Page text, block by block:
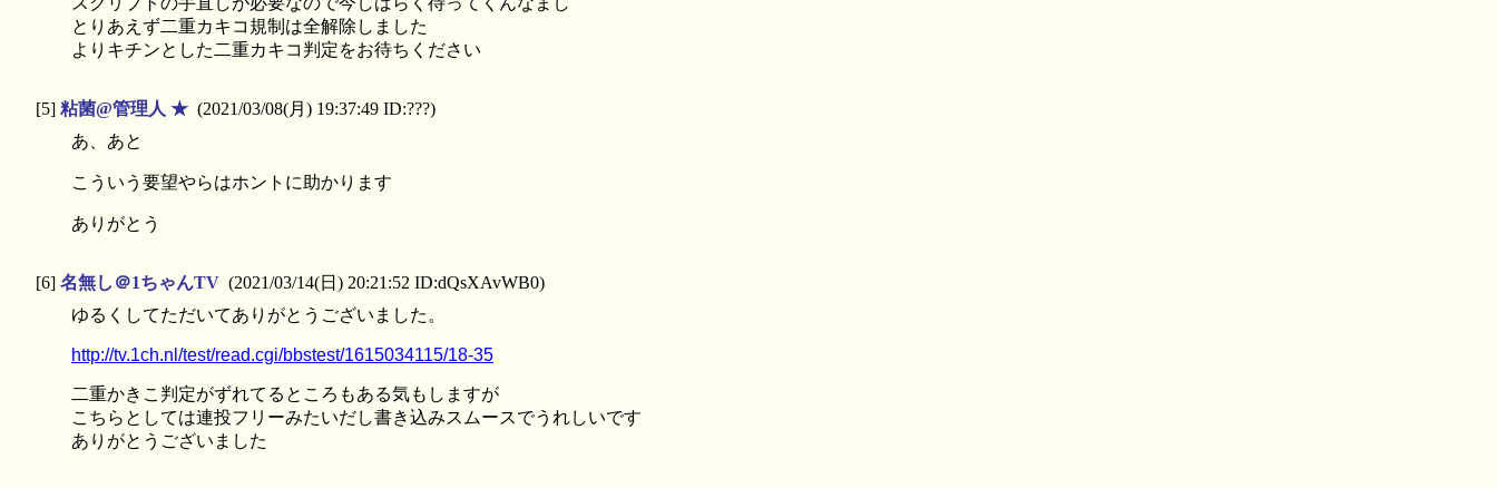
とりあえず二重カキコ規制は全解除しました
よりキチンとした二重カキコ判定をお待ちください
[5] 粘菌@管理人 ★ (2021/03/08(月) 19:37:49 ID:???)
あ、あと
こういう要望やらはホントに助かります
ありがとう
[6] 名無し＠1ちゃんTV (2021/03/14(日) 20:21:52 ID:dQsXAvWB0)
ゆるくしてただいてありがとうございました。
http://tv.1ch.nl/test/read.cgi/bbstest/1615034115/18-35
二重かきこ判定がずれてるところもある気もしますが
こちらとしては連投フリーみたいだし書き込みスムースでうれしいです
ありがとうございました